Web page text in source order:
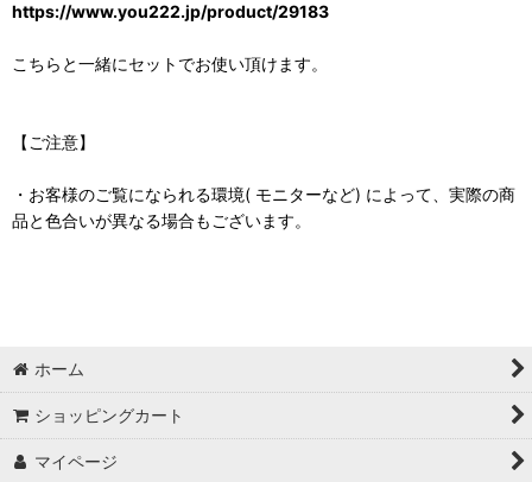
https://www.you222.jp/product/29183
こちらと一緒にセットでお使い頂けます。
【ご注意】
・お客様のご覧になられる環境( モニターなど) によって、実際の商
品と色合いが異なる場合もございます。
ホーム
ショッピングカート
マイページ